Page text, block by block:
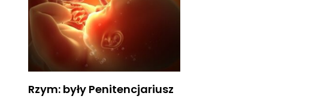
Rzym: były Penitencjariusz